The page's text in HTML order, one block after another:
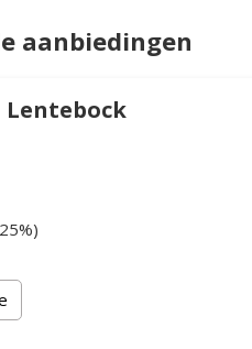
aanbiedingen
Lentebock